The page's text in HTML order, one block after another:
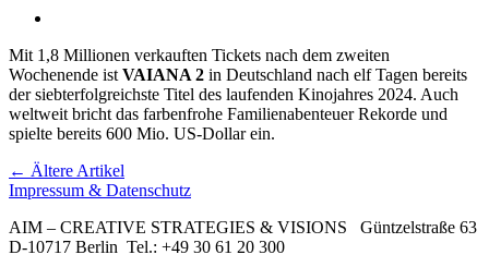
Mit 1,8 Millionen verkauften Tickets nach dem zweiten
Wochenende istVAIANA 2 in Deutschland nach elf Tagen bereits
der siebterfolgreichste Titel des laufenden Kinojahres 2024. Auch
weltweit bricht das farbenfrohe Familienabenteuer Rekorde und
spielte bereits 600 Mio. US-Dollar ein.
← Ältere Artikel
Impressum & Datenschutz
AIM – CREATIVE STRATEGIES & VISIONS
Güntzelstraße 63
D-10717 Berlin Tel.: +49 30 61 20 300